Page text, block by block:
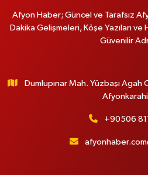
Afyon Haber; Güncel ve Tarafsız
Dakika Gelişmeleri, Köşe Yazıları
Güvenilir
Dumlupınar Mah. Yüzbaşı
+90506